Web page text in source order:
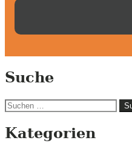
Suche
Suchen
Kategorien